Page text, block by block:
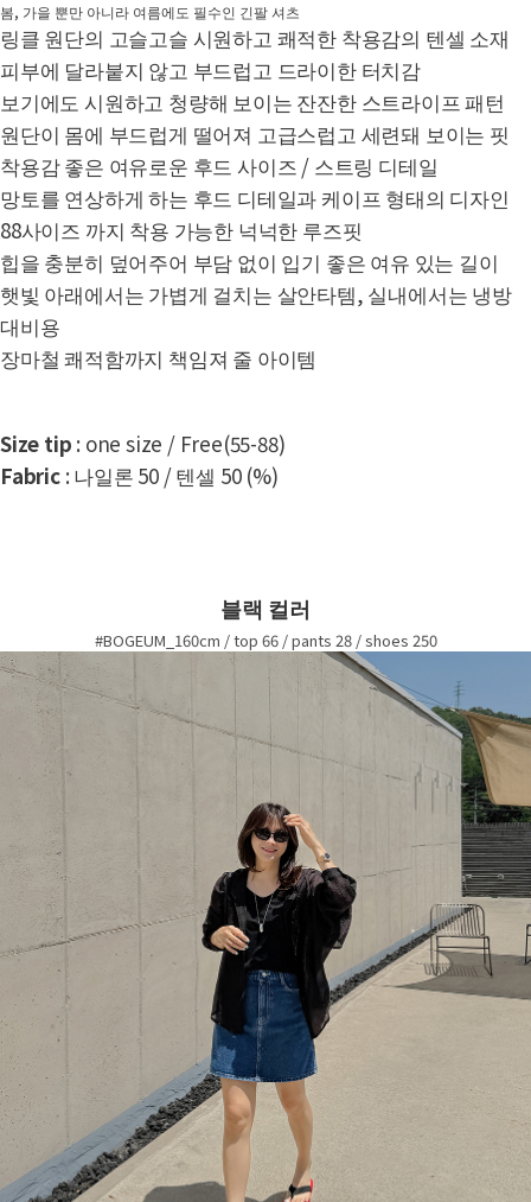
봄, 가을 뿐만 아니라 여름에도 필수인 긴팔 셔츠
링클 원단의 고슬고슬 시원하고 쾌적한 착용감의 텐셀 소재
피부에 달라붙지 않고 부드럽고 드라이한 터치감
보기에도 시원하고 청량해 보이는 잔잔한 스트라이프 패턴
원단이 몸에 부드럽게 떨어져 고급스럽고 세련돼 보이는 핏
착용감 좋은 여유로운 후드 사이즈 / 스트링 디테일
망토를 연상하게 하는 후드 디테일과 케이프 형태의 디자인
88사이즈 까지 착용 가능한 넉넉한 루즈핏
힙을 충분히 덮어주어 부담 없이 입기 좋은 여유 있는 길이
햇빛 아래에서는 가볍게 걸치는 살안타템, 실내에서는 냉방
대비용
장마철 쾌적함까지 책임져 줄 아이템
Size tip : one size / Free(55-88)
Fabric: 나일론 50 / 텐셀 50 (%)
블랙 컬러
#BOGEUM_160cm / top 66 / pants 28 / shoes 250